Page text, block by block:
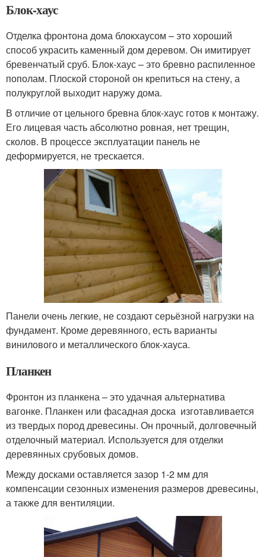
Блок-хаус
Отделка фронтона дома блокхаусом – это хороший
способ украсить каменный дом деревом. Он имитирует
бревенчатый сруб. Блок-хаус – это бревно распиленное
пополам. Плоской стороной он крепиться на стену, а
полукруглой выходит наружу дома.
В отличие от цельного бревна блок-хаус готов к монтажу.
Его лицевая часть абсолютно ровная, нет трещин,
сколов. В процессе эксплуатации панель не
деформируется, не трескается.
Панели очень легкие, не создают серьёзной нагрузки на
фундамент. Кроме деревянного, есть варианты
винилового и металлического блок-хауса.
Планкен
Фронтон из планкена – это удачная альтернатива
вагонке. Планкен или фасадная доска изготавливается
из твердых пород древесины. Он прочный, долговечный
отделочный материал. Используется для отделки
деревянных срубовых домов.
Между досками оставляется зазор 1-2 мм для
компенсации сезонных изменения размеров древесины,
а также для вентиляции.